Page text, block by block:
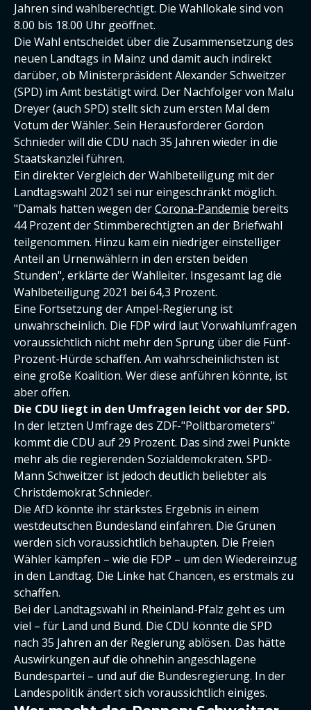
Jahren sind wahlberechtigt. Die Wahllokale sind von
8.00 bis 18.00 Uhr geöffnet.
Die Wahl entscheidet über die Zusammensetzung des
neuen Landtags in Mainz und damit auch indirekt
darüber, ob Ministerpräsident Alexander Schweitzer
(SPD) im Amt bestätigt wird. Der Nachfolger von Malu
Dreyer (auch SPD) stellt sich zum ersten Mal dem
Votum der Wähler. Sein Herausforderer Gordon
Schnieder will die CDU nach 35 Jahren wieder in die
Staatskanzlei führen.
Ein direkter Vergleich der Wahlbeteiligung mit der
Landtagswahl 2021 sei nur eingeschränkt möglich.
"Damals hatten wegen derCorona-Pandemie bereits
44 Prozent der Stimmberechtigten an der Briefwahl
teilgenommen. Hinzu kam ein niedriger einstelliger
Anteil an Urnenwählern in den ersten beiden
Stunden", erklärte der Wahlleiter. Insgesamt lag die
Wahlbeteiligung 2021 bei 64,3 Prozent.
Eine Fortsetzung der Ampel-Regierung ist
unwahrscheinlich. Die FDP wird laut Vorwahlumfragen
voraussichtlich nicht mehr den Sprung über die Fünf-
Prozent-Hürde schaffen. Am wahrscheinlichsten ist
eine große Koalition. Wer diese anführen könnte, ist
aber offen.
Die CDU liegt in den Umfragen leicht vor der SPD.
In der letzten Umfrage des ZDF-"Politbarometers"
kommt die CDU auf 29 Prozent. Das sind zwei Punkte
mehr als die regierenden Sozialdemokraten. SPD-
Mann Schweitzer ist jedoch deutlich beliebter als
Christdemokrat Schnieder.
Die AfD könnte ihr stärkstes Ergebnis in einem
westdeutschen Bundesland einfahren. Die Grünen
werden sich voraussichtlich behaupten. Die Freien
Wähler kämpfen – wie die FDP – um den Wiedereinzug
in den Landtag. Die Linke hat Chancen, es erstmals zu
schaffen.
Bei der Landtagswahl in Rheinland-Pfalz geht es um
viel – für Land und Bund. Die CDU könnte die SPD
nach 35 Jahren an der Regierung ablösen. Das hätte
Auswirkungen auf die ohnehin angeschlagene
Bundespartei – und auf die Bundesregierung. In der
Landespolitik ändert sich voraussichtlich einiges.